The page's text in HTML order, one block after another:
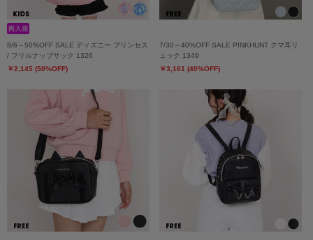
8/6～50%OFF SALE ディズニー プリンセス
/ フリルナップサック 1326
￥2,145 (50%OFF)
7/30～40%OFF SALE PINKHUNT クマ耳リ
ュック 1349
￥3,161 (40%OFF)